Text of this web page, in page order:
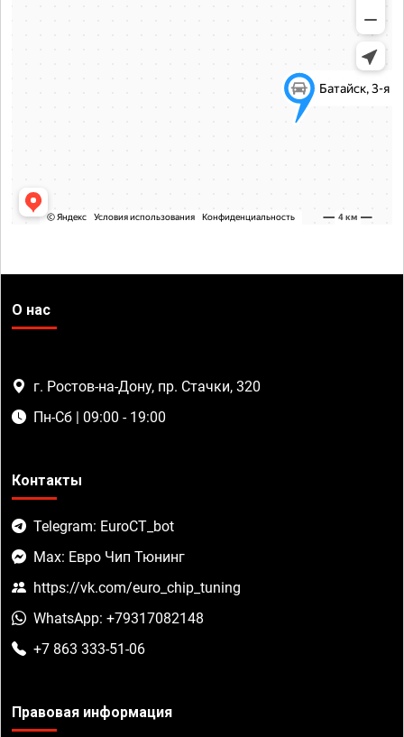
О нас
г. Ростов-на-Дону, пр. Стачки, 320
Пн-Сб | 09:00 - 19:00
Контакты
Telegram: EuroCT_bot
Max: Евро Чип Тюнинг
https://vk.com/euro_chip_tuning
WhatsApp: +79317082148
+7 863 333-51-06
Правовая информация